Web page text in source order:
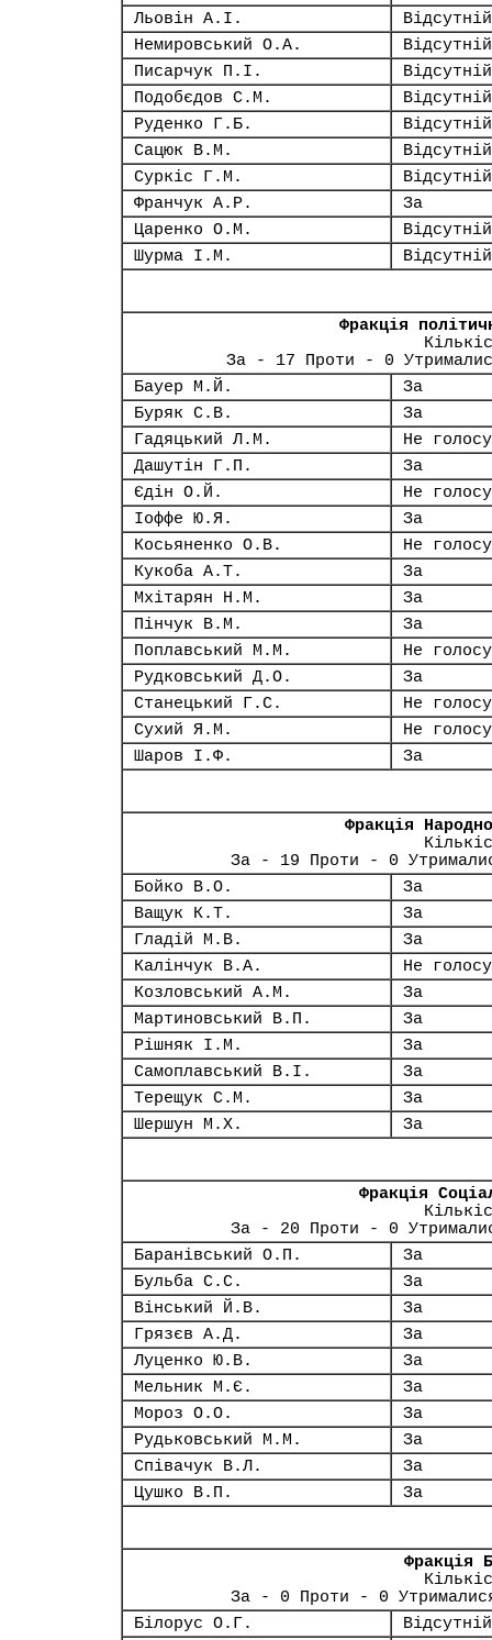
Льовін А.І.
Відсутній
Немировський О.А.
Відсутній
Писарчук П.І.
Відсутній
Подобєдов С.М.
Відсутній
Руденко Г.Б.
Відсутній
Сацюк В.М.
Відсутній
Суркіс Г.М.
Відсутній
Франчук А.Р.
За
Царенко О.М.
Відсутній
Шурма І.М.
Відсутній
Фракція
За - 17 Проти - 0
Бауер М.Й.
За
Буряк С.В.
За
Гадяцький Л.М.
Не
Дашутін Г.П.
За
Єдін О.Й.
Не
Іоффе Ю.Я.
За
Косьяненко О.В.
Не
Кукоба А.Т.
За
Мхітарян Н.М.
За
Пінчук В.М.
За
Поплавський М.М.
Не
Рудковський Д.О.
За
Станецький Г.С.
Не
Сухий Я.М.
Не
Шаров І.Ф.
За
Фракція
За - 19 Проти - 0
Бойко В.О.
За
Ващук К.Т.
За
Гладій М.В.
За
Калінчук В.А.
Не
Козловський А.М.
За
Мартиновський В.П.
За
Рішняк І.М.
За
Самоплавський В.І.
За
Терещук С.М.
За
Шершун М.Х.
За
Фракція
За - 20 Проти - 0
Баранівський О.П.
За
Бульба С.С.
За
Вінський Й.В.
За
Грязєв А.Д.
За
Луценко Ю.В.
За
Мельник М.Є.
За
Мороз О.О.
За
Рудьковський М.М.
За
Співачук В.Л.
За
Цушко В.П.
За
Фракція
За - 0 Проти - 0
Білорус О.Г.
Відсутній